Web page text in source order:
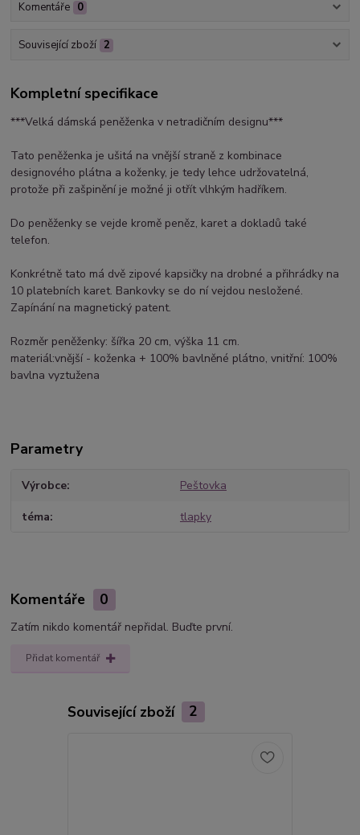
Komentáře 0
Související zboží 2
Kompletní specifikace
***Velká dámská peněženka v netradičním designu***
Tato peněženka je ušitá na vnější straně z kombinace
designového plátna a koženky, je tedy lehce udržovatelná,
protože při zašpinění je možné ji otřít vlhkým hadříkem.
Do peněženky se vejde kromě peněz, karet a dokladů také
telefon.
Konkrétně tato má dvě zipové kapsičky na drobné a přihrádky na
10 platebních karet. Bankovky se do ní vejdou nesložené.
Zapínání na magnetický patent.
Rozměr peněženky: šířka 20 cm, výška 11 cm.
materiál:vnější - koženka + 100% bavlněné plátno, vnitřní: 100%
bavlna vyztužena
Parametry
Výrobce Peštovka
téma tlapky
Komentáře 0
Zatím nikdo komentář nepřidal. Buďte první.
Přidat komentář
Související zboží 2